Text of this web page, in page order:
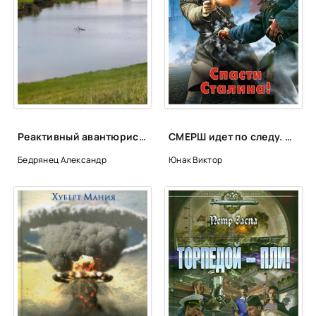
Реактивный авантюрист - Александр Бедрянец
Бедрянец Александр
СМЕРШ идет по следу. Спасти Сталина! - Виктор Юнак
Юнак Виктор